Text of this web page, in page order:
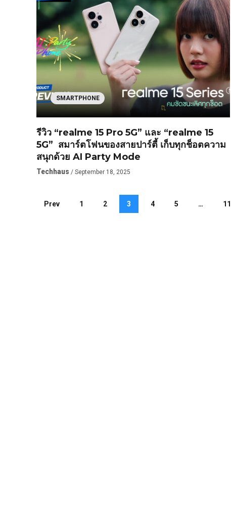
SMARTPHONE
รีวิว “realme 15 Pro 5G” และ “realme 15
5G” สมาร์ตโฟนของสายปาร์ตี้ เก็บทุกช็อตความ
สนุกด้วย AI Party Mode
Techhaus / September 18, 2025
Prev 1 2 3 4 5 … 11